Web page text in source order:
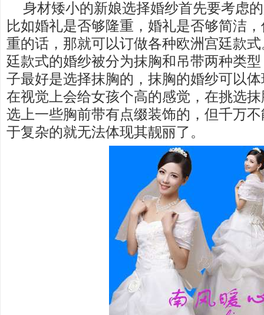
身材矮小的新娘选择婚纱首先要考虑
比如婚礼是否够隆重，婚礼是否够简洁
重的话，那就可以订做各种欧洲宫廷款
廷款式的婚纱被分为抹胸和吊带两种类
子最好是选择抹胸的，抹胸的婚纱可以
在视觉上会给女孩个高的感觉，在挑选
选上一些胸前带有点缀装饰的，但千万
于复杂的就无法体现其靓丽了。